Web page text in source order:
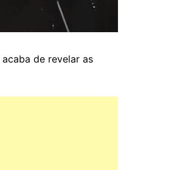
acaba de revelar as